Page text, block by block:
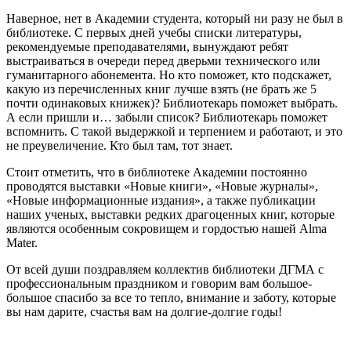
Наверное, нет в Академии студента, который ни разу не был в
библиотеке. С первых дней учебы списки литературы,
рекомендуемые преподавателями, вынуждают ребят
выстраиваться в очереди перед дверьми технического или
гуманитарного абонемента. Но кто поможет, кто подскажет,
какую из перечисленных книг лучше взять (не брать же 5
почти одинаковых книжек)? Библиотекарь поможет выбрать.
А если пришли и… забыли список? Библиотекарь поможет
вспомнить. С такой выдержкой и терпением и работают, и это
не преувеличение. Кто был там, тот знает.
Стоит отметить, что в библиотеке Академии постоянно
проводятся выставки «Новые книги», «Новые журналы»,
«Новые информационные издания», а также публикации
наших ученых, выставки редких драгоценных книг, которые
являются особенным сокровищем и гордостью нашей Alma
Mater.
От всей души поздравляем коллектив библиотеки ДГМА с
профессиональным праздником и говорим вам большое-
большое спасибо за все то тепло, внимание и заботу, которые
вы нам дарите, счастья вам на долгие-долгие годы!